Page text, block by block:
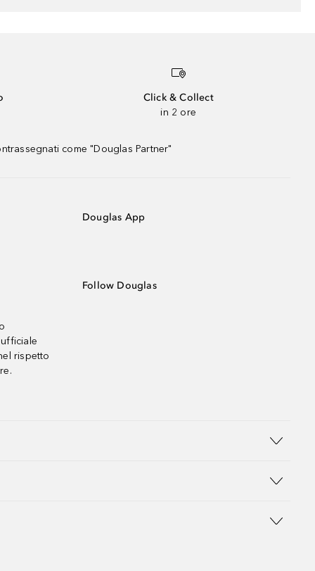
Click & Collect
in 2 ore
come "Douglas Partner"
rispetto
Douglas App
Follow Douglas